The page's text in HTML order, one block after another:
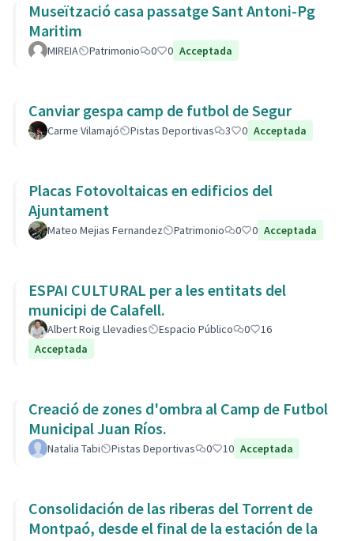
Museïtzació casa passatge Sant Antoni-Pg
Maritim
MIREIA Patrimonio 0 0 Acceptada
Canviar gespa camp de futbol de Segur
Carme Vilamajó Pistas Deportivas 3 0 Acceptada
Placas Fotovoltaicas en edificios del
Ajuntament
Mateo Mejias Fernandez Patrimonio 0 0 Acceptada
ESPAI CULTURAL per a les entitats del
municipi de Calafell.
Albert Roig Llevadies Espacio Público 0
16
Acceptada
Creació de zones d'ombra al Camp de Futbol
Municipal Juan Ríos.
Natalia Tabi Pistas Deportivas 0 10 Acceptada
Consolidación de las riberas del Torrent de
Montpaó, desde el final de la estación de la